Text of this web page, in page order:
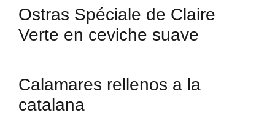
Ostras Spéciale de Claire
Verte en ceviche suave
Calamares rellenos a la
catalana